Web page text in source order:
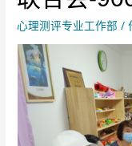
心理测评专业工作部 /